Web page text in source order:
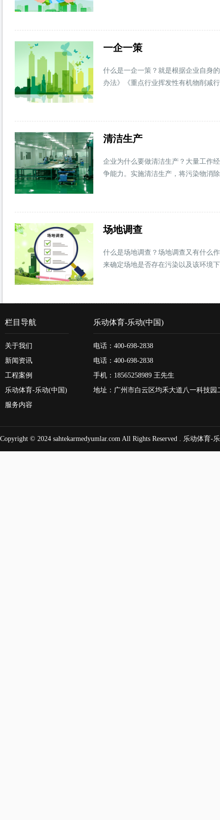
一企一策
什么是一企一策？就是根据企业自身
办法》《重点行业挥发性有机物削减
清洁生产
企业为什么要做清洁生产？大量工作
争能力。实施清洁生产，将污染物消
场地调查
什么是场地调查？场地调查又有什么
来确定场地是否存在污染以及该环境
栏目导航
关于我们
新闻资讯
工程案例
乐动体育-乐动(中国)
服务内容
乐动体育-乐动(中国)
电话：400-698-2838
电话：400-698-2838
手机：18565258989 王先生
地址：广州市白云区均禾大道八一科技园
Copyright © 2024 sahtekarmedyumlar.com All Rights Reserved . 乐动体育-